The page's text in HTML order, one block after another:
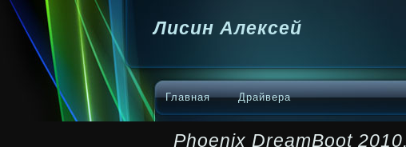
Лисин Алексей
Главная Драйвера
Phoenix DreamBoot